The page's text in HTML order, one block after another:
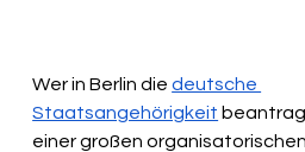
Wer in Berlin die deutsche
Staatsangehörigkeit
einer großen